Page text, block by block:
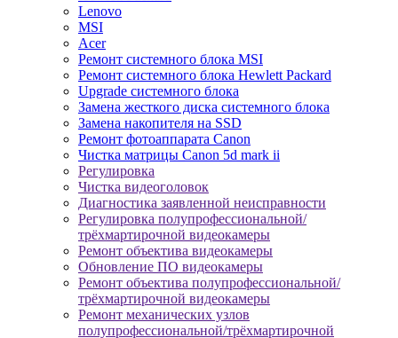
Lenovo
MSI
Acer
Ремонт системного блока MSI
Ремонт системного блока Hewlett Packard
Upgrade системного блока
Замена жесткого диска системного блока
Замена накопителя на SSD
Ремонт фотоаппарата Canon
Чистка матрицы Canon 5d mark ii
Регулировка
Чистка видеоголовок
Диагностика заявленной неисправности
Регулировка полупрофессиональной/
трёхмартирочной видеокамеры
Ремонт объектива видеокамеры
Обновление ПО видеокамеры
Ремонт объектива полупрофессиональной/
трёхмартирочной видеокамеры
Ремонт механических узлов
полупрофессиональной/трёхмартирочной